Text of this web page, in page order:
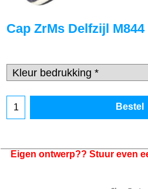
Cap ZrMs Delfzijl M844
Bestel
Eigen ontwerp?? Stuur even